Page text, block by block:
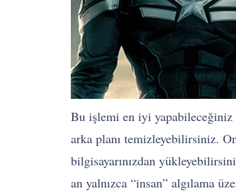
Bu işlemi en iyi
arka planı temizleyebilirsiniz.
bilgisayarınızdan
an yalnızca “insan” algılama